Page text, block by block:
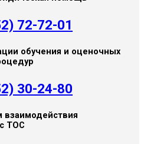
72-72-01
обучения и оценочных
30-24-80
взаимодействия
с ТОС